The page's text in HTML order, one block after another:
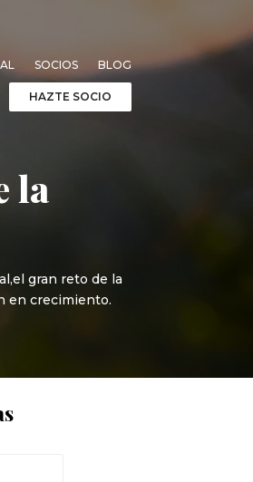
SOCIOS BLOG
HAZTE SOCIO
la
gran reto de la
en crecimiento.